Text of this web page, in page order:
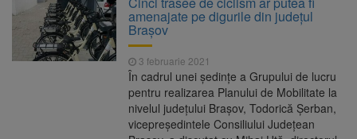
Nivelul Dunării a început să crească
8 august 2026
Asociația Română pentru
Iluminat cere reducerea luminii pe timpul
nopții, nu oprirea iluminatului public
Trafic blocat pe DN1E Brașov
– Poiana Brașov după un accident. Două
persoane primesc îngrijiri medicale
Se schimbă examenul de
medic specialist. Subiecte unice în toată țara,
amenajate pe digurile din judeţul
Braşov
3 februarie 2021
În cadrul unei şedinţe a Grupului de lucru
pentru realizarea Planului de Mobilitate la
nivelul judeţului Braşov, Todorică Şerban,
vicepreşedintele Consiliului Judeţean